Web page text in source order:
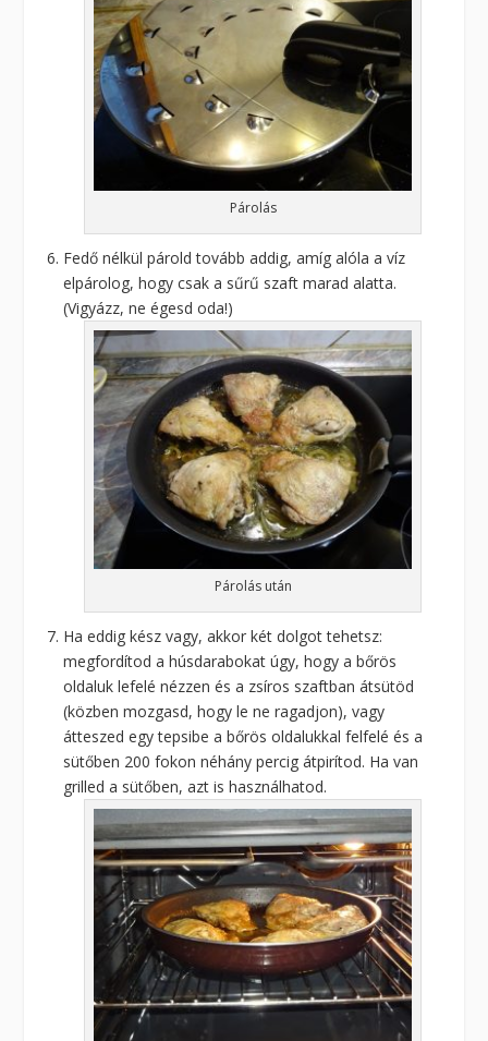
Párolás
Fedő nélkül párold tovább addig, amíg alóla a víz
elpárolog, hogy csak a sűrű szaft marad alatta.
(Vigyázz, ne égesd oda!)
Párolás után
Ha eddig kész vagy, akkor két dolgot tehetsz:
megfordítod a húsdarabokat úgy, hogy a bőrös
oldaluk lefelé nézzen és a zsíros szaftban átsütöd
(közben mozgasd, hogy le ne ragadjon), vagy
átteszed egy tepsibe a bőrös oldalukkal felfelé és a
sütőben 200 fokon néhány percig átpirítod. Ha van
grilled a sütőben, azt is használhatod.